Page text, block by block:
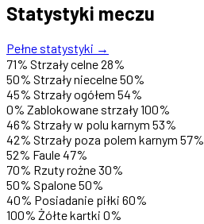
Statystyki meczu
Pełne statystyki →
71% Strzały celne28%
50% Strzały niecelne50%
45% Strzały ogółem 54%
0% Zablokowane strzały100%
46% Strzały w polu karnym 53%
42% Strzały poza polem karnym 57%
52% Faule47%
70% Rzuty rożne30%
50% Spalone50%
40% Posiadanie piłki 60%
100% Żółte kartki 0%